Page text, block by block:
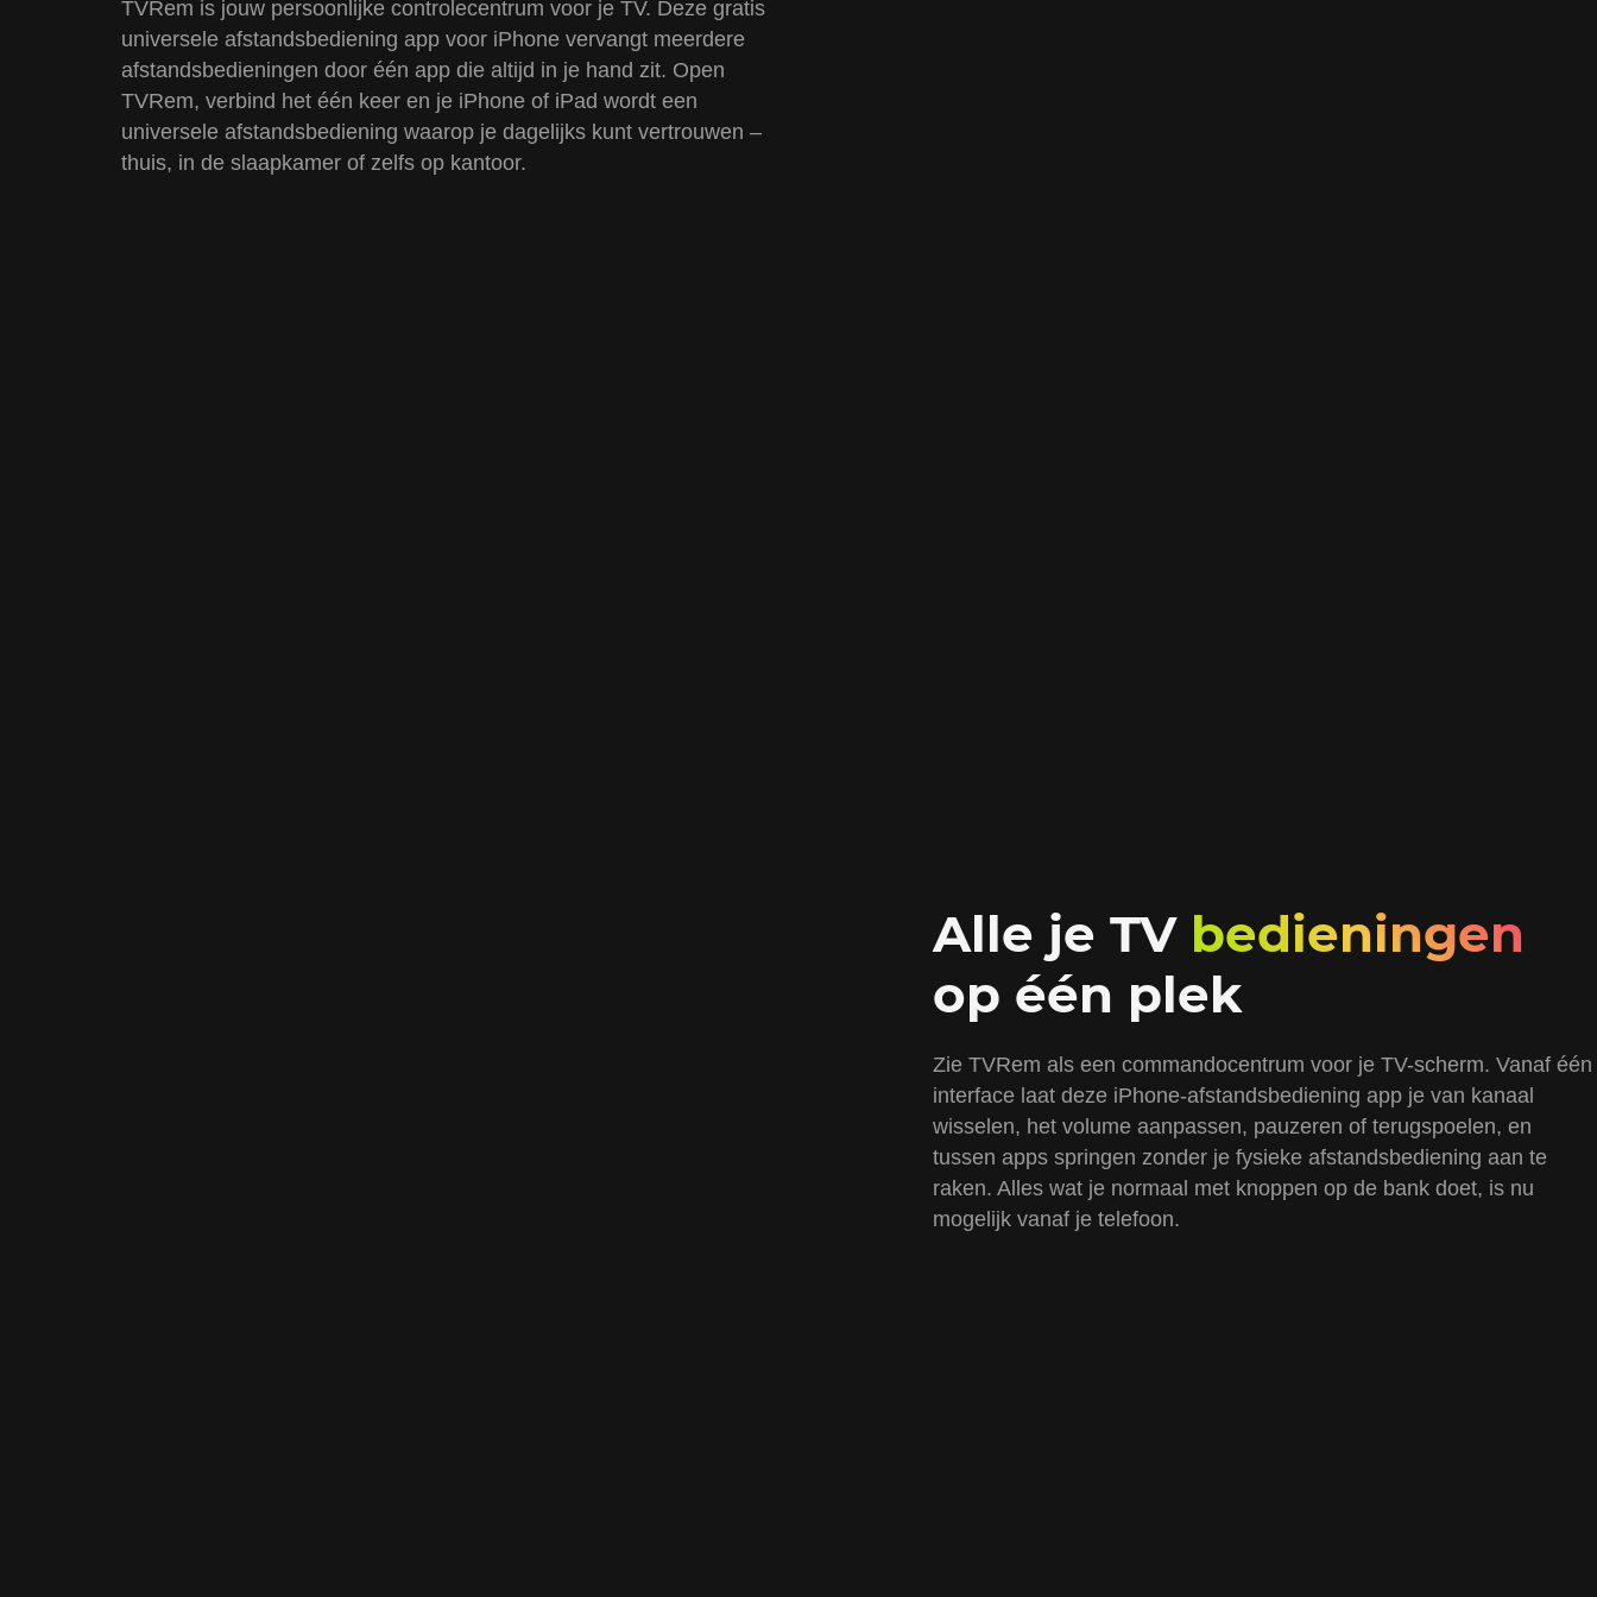
TVRem is jouw persoonlijke controlecentrum voor je TV. Deze gratis
universele afstandsbediening app voor iPhone vervangt meerdere
afstandsbedieningen door één app die altijd in je hand zit. Open
TVRem, verbind het één keer en je iPhone of iPad wordt een
universele afstandsbediening waarop je dagelijks kunt vertrouwen –
thuis, in de slaapkamer of zelfs op kantoor.
Alle je TV bedieningen
op één plek
Zie TVRem als een commandocentrum voor je TV-scherm. Vanaf één
interface laat deze iPhone-afstandsbediening app je van kanaal
wisselen, het volume aanpassen, pauzeren of terugspoelen, en
tussen apps springen zonder je fysieke afstandsbediening aan te
raken. Alles wat je normaal met knoppen op de bank doet, is nu
mogelijk vanaf je telefoon.